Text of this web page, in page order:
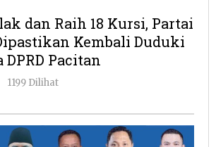
18
Kursi,
Partai
Duduki
Kursi
dan Raih 18 Kursi, Partai
Kembali Duduki
Pacitan
1199 Dilihat